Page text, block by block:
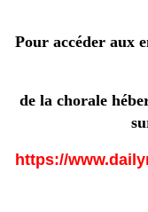
Pour accéder aux
de la chorale
https://